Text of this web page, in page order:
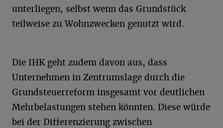
unterliegen, selbst wenn das Grundstück
teilweise zu Wohnzwecken genutzt wird.
Die IHK geht zudem davon aus, dass
Unternehmen in Zentrumslage durch die
Grundsteuerreform insgesamt vor deutlichen
Mehrbelastungen stehen könnten. Diese würde
bei der Differenzierung zwischen